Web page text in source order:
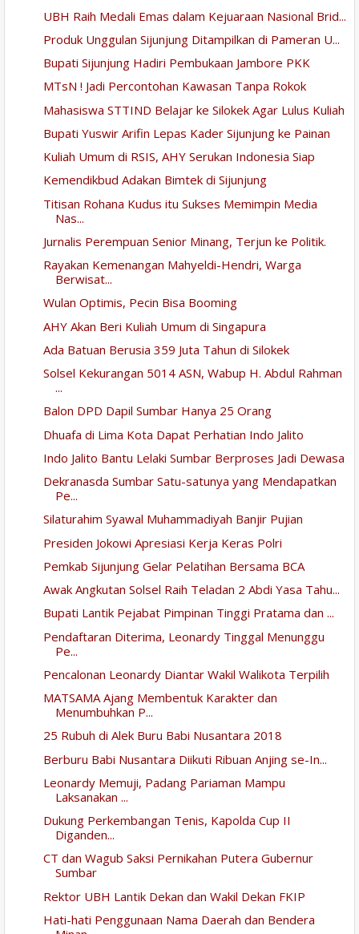
UBH Raih Medali Emas dalam Kejuaraan Nasional Brid...
Produk Unggulan Sijunjung Ditampilkan di Pameran U...
Bupati Sijunjung Hadiri Pembukaan Jambore PKK
MTsN ! Jadi Percontohan Kawasan Tanpa Rokok
Mahasiswa STTIND Belajar ke Silokek Agar Lulus Kuliah
Bupati Yuswir Arifin Lepas Kader Sijunjung ke Painan
Kuliah Umum di RSIS, AHY Serukan Indonesia Siap
Kemendikbud Adakan Bimtek di Sijunjung
Titisan Rohana Kudus itu Sukses Memimpin Media
Nas...
Jurnalis Perempuan Senior Minang, Terjun ke Politik.
Rayakan Kemenangan Mahyeldi-Hendri, Warga
Berwisat...
Wulan Optimis, Pecin Bisa Booming
AHY Akan Beri Kuliah Umum di Singapura
Ada Batuan Berusia 359 Juta Tahun di Silokek
Solsel Kekurangan 5014 ASN, Wabup H. Abdul Rahman
...
Balon DPD Dapil Sumbar Hanya 25 Orang
Dhuafa di Lima Kota Dapat Perhatian Indo Jalito
Indo Jalito Bantu Lelaki Sumbar Berproses Jadi Dewasa
Dekranasda Sumbar Satu-satunya yang Mendapatkan
Pe...
Silaturahim Syawal Muhammadiyah Banjir Pujian
Presiden Jokowi Apresiasi Kerja Keras Polri
Pemkab Sijunjung Gelar Pelatihan Bersama BCA
Awak Angkutan Solsel Raih Teladan 2 Abdi Yasa Tahu...
Bupati Lantik Pejabat Pimpinan Tinggi Pratama dan ...
Pendaftaran Diterima, Leonardy Tinggal Menunggu
Pe...
Pencalonan Leonardy Diantar Wakil Walikota Terpilih
MATSAMA Ajang Membentuk Karakter dan
Menumbuhkan P...
25 Rubuh di Alek Buru Babi Nusantara 2018
Berburu Babi Nusantara Diikuti Ribuan Anjing se-In...
Leonardy Memuji, Padang Pariaman Mampu
Laksanakan ...
Dukung Perkembangan Tenis, Kapolda Cup II
Diganden...
CT dan Wagub Saksi Pernikahan Putera Gubernur
Sumbar
Rektor UBH Lantik Dekan dan Wakil Dekan FKIP
Hati-hati Penggunaan Nama Daerah dan Bendera